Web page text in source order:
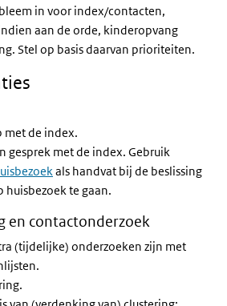
in voor index/contacten,
aan de orde, kinderopvang
Stel op basis daarvan prioriteiten.
met de index.
gesprek met de index. Gebruik
als handvat bij de beslissing
huisbezoek te gaan.
en contactonderzoek
(tijdelijke) onderzoeken zijn met